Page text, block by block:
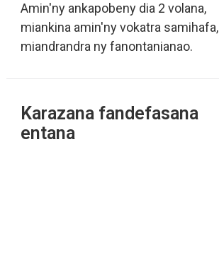
Amin'ny ankapobeny dia 2 volana,
miankina amin'ny vokatra samihafa,
miandrandra ny fanontanianao.
Karazana fandefasana
entana